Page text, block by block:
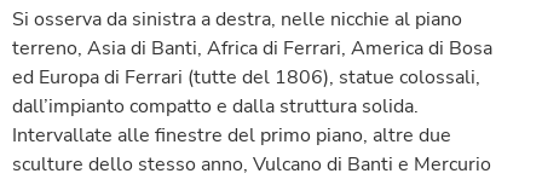
Si osserva da sinistra a destra, nelle nicchie al piano
terreno, Asia di Banti, Africa di Ferrari, America di Bosa
ed Europa di Ferrari (tutte del 1806), statue colossali,
dall’impianto compatto e dalla struttura solida.
Intervallate alle finestre del primo piano, altre due
sculture dello stesso anno, Vulcano di Banti e Mercurio